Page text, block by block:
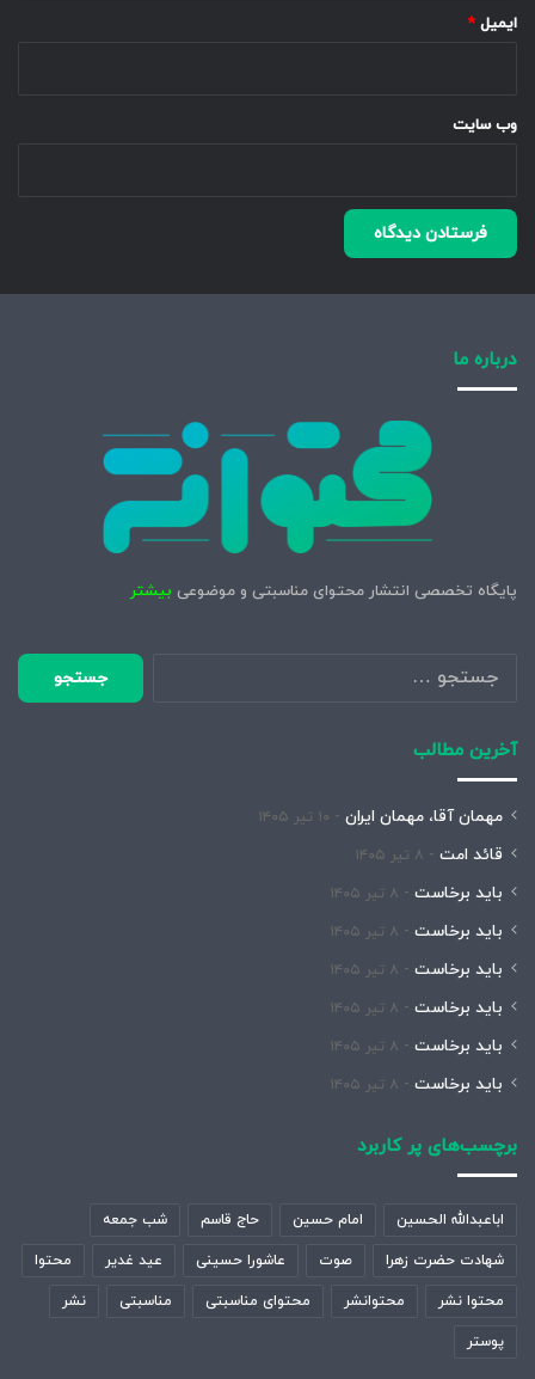
ایمیل *
وب‌ سایت
درباره ما
پایگاه تخصصی انتشار محتوای مناسبتی و موضوعی بیشتر
جستجو
برای:
آخرین مطالب
مهمان آقا، مهمان ایران ۱۰ تیر ۱۴۰۵
قائد امت ۸ تیر ۱۴۰۵
باید برخاست ۸ تیر ۱۴۰۵
باید برخاست ۸ تیر ۱۴۰۵
باید برخاست ۸ تیر ۱۴۰۵
باید برخاست ۸ تیر ۱۴۰۵
باید برخاست ۸ تیر ۱۴۰۵
باید برخاست ۸ تیر ۱۴۰۵
برچسب‌های پر کاربرد
اباعبدالله الحسین امام حسین حاج قاسم شب جمعه
شهادت حضرت زهرا صوت عاشورا حسینی عید غدیر محتوا
محتوا نشر محتوانشر محتوای مناسبتی مناسبتی نشر
پوستر